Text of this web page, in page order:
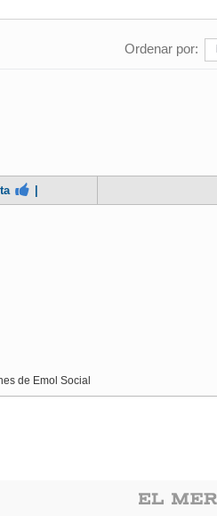
Ordenar por:
|
de Emol Social